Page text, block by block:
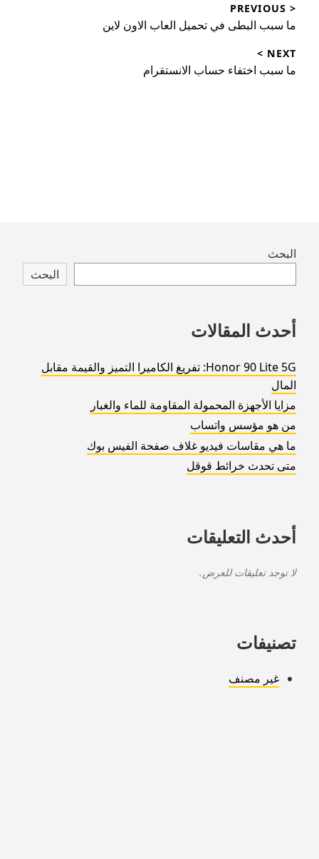
المقالات
< PREVIOUS
Previous
ما سبب البطى في تحميل العاب الاون لاين
NEXT >
Next
ما سبب اختفاء حساب الانستقرام
Skip
footer
البحث
البحث
أحدث المقالات
Honor 90 Lite 5G: تفريغ الكاميرا التميز والقيمة مقابل
المال
مزايا الأجهزة المحمولة المقاومة للماء والغبار
من هو مؤسس واتساب
ما هي مقاسات فيديو غلاف صفحة الفيس بوك
متى تحدث خرائط قوقل
أحدث التعليقات
لا توجد تعليقات للعرض.
تصنيفات
غير مصنف